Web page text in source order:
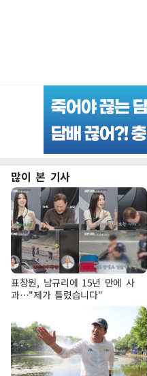
많이 본 기사
표창원, 남규리에 15년 만에 사
과…"제가 틀렸습니다"